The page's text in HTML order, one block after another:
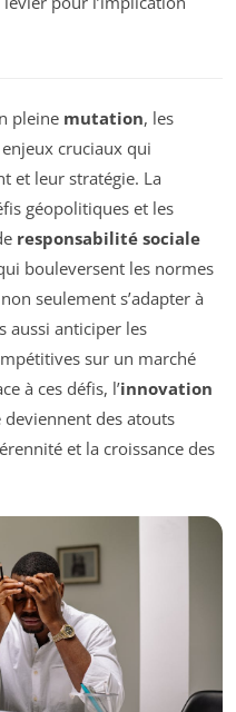
pleine mutation, les
cruciaux qui
et leur stratégie. La
géopolitiques et les
responsabilité sociale
bouleversent les normes
seulement s’adapter à
aussi anticiper les
sur un marché
à ces défis, l’innovation
deviennent des atouts
et la croissance des